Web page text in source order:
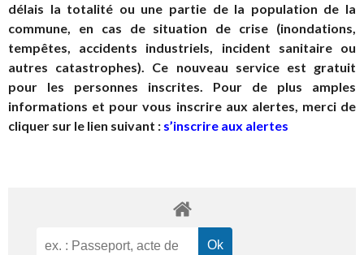
délais la totalité ou une partie de la population de la
commune, en cas de situation de crise (inondations,
tempêtes, accidents industriels, incident sanitaire ou
autres catastrophes). Ce nouveau service est gratuit
pour les personnes inscrites. Pour de plus amples
informations et pour vous inscrire aux alertes, merci de
cliquer sur le lien suivant : s’inscrire aux alertes